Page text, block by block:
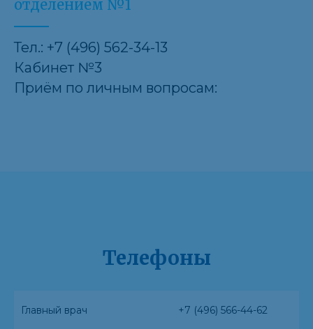
отделением №1
Тел.: +7 (496) 562-34-13
Кабинет №3
Приём по личным вопросам:
Телефоны
Главный врач +7 (496) 566-44-62